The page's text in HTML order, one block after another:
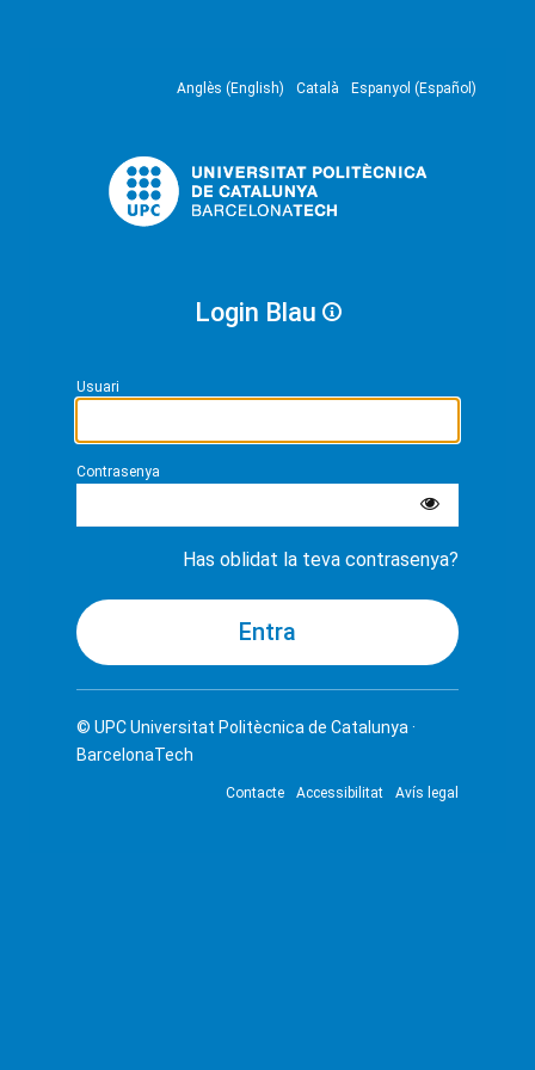
Anglès (English) Català Espanyol (Español)
Login Blau
Usuari
Contrasenya
Has oblidat la teva contrasenya?
© UPCUniversitat Politècnica de Catalunya ·
BarcelonaTech
Contacte Accessibilitat Avís legal